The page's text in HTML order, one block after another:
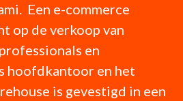
Een e-commerce
op de verkoop van
en
hoofdkantoor en het
is gevestigd in een